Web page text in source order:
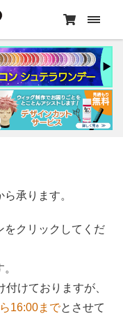
承ります。
をクリックしてくだ
けておりますが、
16:00までとさせて